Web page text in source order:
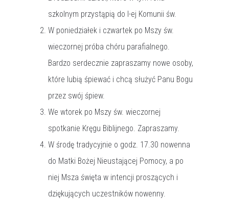
szkolnym przystąpią do I-ej Komunii św.
W poniedziałek i czwartek po Mszy św.
wieczornej próba chóru parafialnego.
Bardzo serdecznie zapraszamy nowe osoby,
które lubią śpiewać i chcą służyć Panu Bogu
przez swój śpiew.
We wtorek po Mszy św. wieczornej
spotkanie Kręgu Biblijnego. Zapraszamy.
W środę tradycyjnie o godz. 17.30 nowenna
do Matki Bożej Nieustającej Pomocy, a po
niej Msza święta w intencji proszących i
dziękujących uczestników nowenny.